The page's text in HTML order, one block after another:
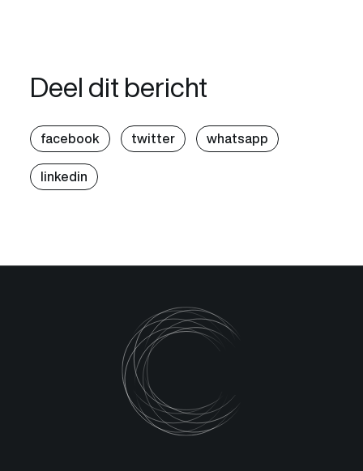
Deel dit bericht
facebook twitter
whatsapp
linkedin